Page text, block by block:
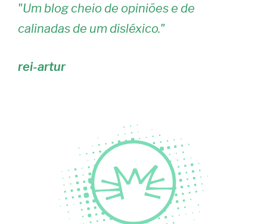
"Um blog cheio de opiniões e de
calinadas de um disléxico."
rei-artur